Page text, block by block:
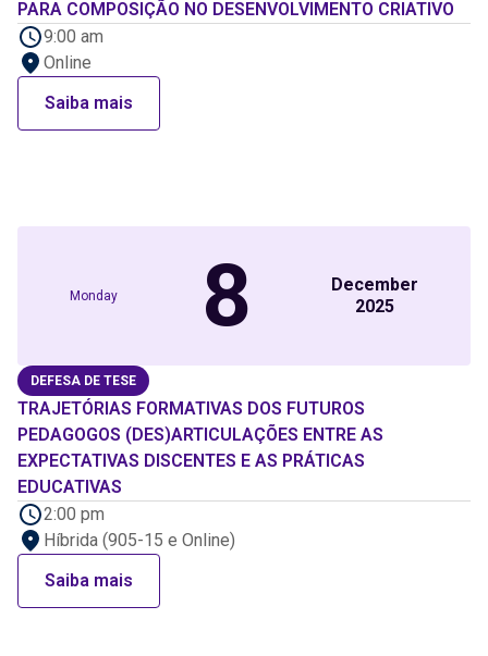
PARA COMPOSIÇÃO NO DESENVOLVIMENTO CRIATIVO
9:00 am
Online
Saiba mais
Monday 8
December
2025
DEFESA DE TESE
TRAJETÓRIAS FORMATIVAS DOS FUTUROS
PEDAGOGOS (DES)ARTICULAÇÕES ENTRE AS
EXPECTATIVAS DISCENTES E AS PRÁTICAS
EDUCATIVAS
2:00 pm
Híbrida (905-15 e Online)
Saiba mais